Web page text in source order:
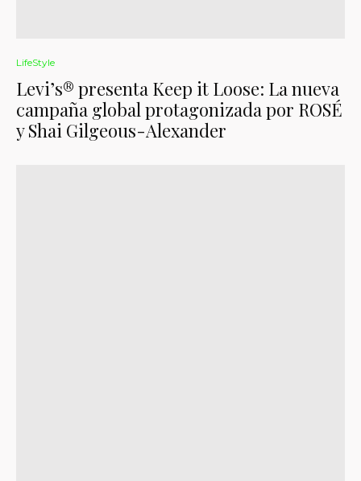
LifeStyle
Levi’s® presenta Keep it Loose: La nueva
campaña global protagonizada por ROSÉ
y Shai Gilgeous-Alexander